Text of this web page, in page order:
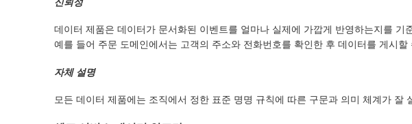
데이터 제품은 데이터가 문서화된 이벤트를 얼마나 실제에 가깝게 반영하는지를 기
예를 들어 주문 도메인에서는 고객의 주소와 전화번호를 확인한 후 데이터를 게시할
자체 설명
모든 데이터 제품에는 조직에서 정한 표준 명명 규칙에 따른 구문과 의미 체계가 잘